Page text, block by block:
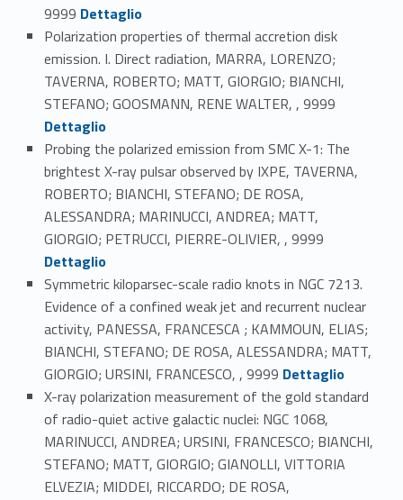
9999 Link identifier #identifier_person_53793-5Dettaglio
Polarization properties of thermal accretion disk
emission. I. Direct radiation, MARRA, LORENZO;
TAVERNA, ROBERTO; MATT, GIORGIO; BIANCHI,
STEFANO; GOOSMANN, RENE WALTER, , 9999 Link identifier #identifier_person_155126-6
Dettaglio
Probing the polarized emission from SMC X-1: The
brightest X-ray pulsar observed by IXPE, TAVERNA,
ROBERTO; BIANCHI, STEFANO; DE ROSA,
ALESSANDRA; MARINUCCI, ANDREA; MATT,
GIORGIO; PETRUCCI, PIERRE-OLIVIER, , 9999
Dettaglio
Symmetric kiloparsec-scale radio knots in NGC 7213.
Evidence of a confined weak jet and recurrent nuclear
activity, PANESSA, FRANCESCA ; KAMMOUN, ELIAS;
BIANCHI, STEFANO; DE ROSA, ALESSANDRA; MATT,
GIORGIO; URSINI, FRANCESCO, , 9999 Link identifier #identifier_person_13747-8Dettaglio
X-ray polarization measurement of the gold standard
of radio-quiet active galactic nuclei: NGC 1068,
MARINUCCI, ANDREA; URSINI, FRANCESCO; BIANCHI,
STEFANO; MATT, GIORGIO; GIANOLLI, VITTORIA
ELVEZIA; MIDDEI, RICCARDO; DE ROSA,